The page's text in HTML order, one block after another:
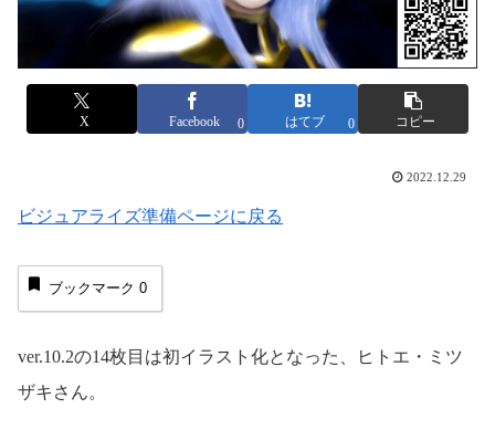
X Facebook 0 はてブ 0 コピー
2022.12.29
ビジュアライズ準備ページに戻る
ブックマーク 0
ver.10.2の14枚目は初イラスト化となった、ヒトエ・ミツ
ザキさん。